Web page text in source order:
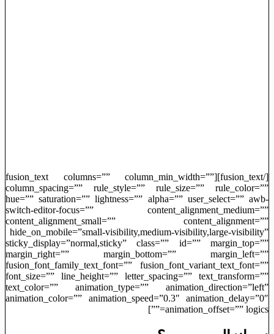
[/fusion_text][fusion_text columns=”” column_min_width=””
column_spacing=”” rule_style=”” rule_size=”” rule_color=””
hue=”” saturation=”” lightness=”” alpha=”” user_select=”” awb-
switch-editor-focus=”” content_alignment_medium=””
content_alignment_small=”” content_alignment=””
hide_on_mobile=”small-visibility,medium-visibility,large-visibility”
sticky_display=”normal,sticky” class=”” id=”” margin_top=””
margin_right=”” margin_bottom=”” margin_left=””
fusion_font_family_text_font=”” fusion_font_variant_text_font=””
font_size=”” line_height=”” letter_spacing=”” text_transform=””
text_color=”” animation_type=”” animation_direction=”left”
animation_color=”” animation_speed=”0.3″ animation_delay=”0″
animation_offset=”” logics=””]